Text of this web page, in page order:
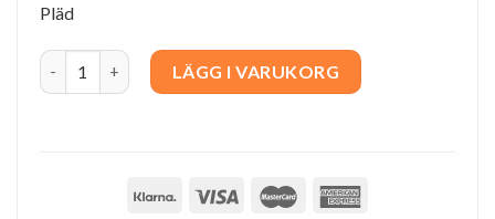
Pläd
Agnès Red-Blue-Natural quantity
LÄGG I VARUKORG